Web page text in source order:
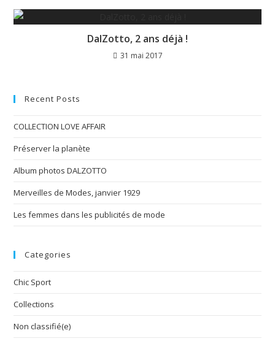
DalZotto, 2 ans déjà !
31 mai 2017
Recent Posts
COLLECTION LOVE AFFAIR
Préserver la planète
Album photos DALZOTTO
Merveilles de Modes, janvier 1929
Les femmes dans les publicités de mode
Categories
Chic Sport
Collections
Non classifié(e)